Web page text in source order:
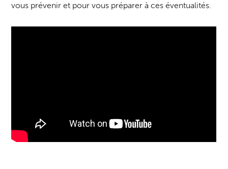
vous prévenir et pour vous préparer à ces éventualités.